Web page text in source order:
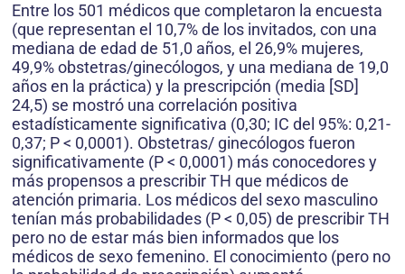
Entre los 501 médicos que completaron la encuesta
(que representan el 10,7% de los invitados, con una
mediana de edad de 51,0 años, el 26,9% mujeres,
49,9% obstetras/ginecólogos, y una mediana de 19,0
años en la práctica) y la prescripción (media [SD]
24,5) se mostró una correlación positiva
estadísticamente significativa (0,30; IC del 95%: 0,21-
0,37; P < 0,0001). Obstetras/ ginecólogos fueron
significativamente (P < 0,0001) más conocedores y
más propensos a prescribir TH que médicos de
atención primaria. Los médicos del sexo masculino
tenían más probabilidades (P < 0,05) de prescribir TH
pero no de estar más bien informados que los
médicos de sexo femenino. El conocimiento (pero no